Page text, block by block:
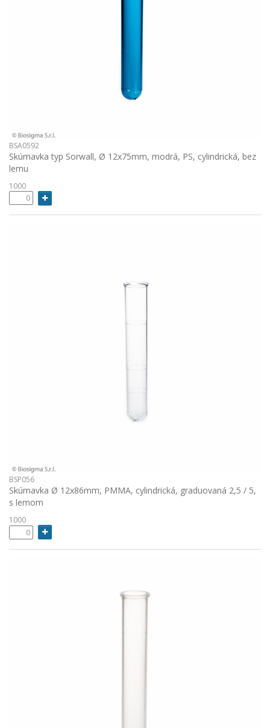
BSA0592
Skúmavka typ Sorwall, Ø 12x75mm, modrá, PS, cylindrická, bez
lemu
1000
BSP056
Skúmavka Ø 12x86mm, PMMA, cylindrická, graduovaná 2,5 / 5,
s lemom
1000